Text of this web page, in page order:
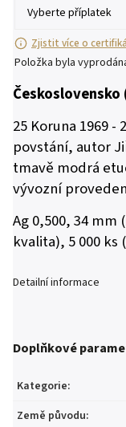
Zjistit více o
Položka byla
Československo
25 Koruna 1969
povstání, autor
tmavě modrá
vývozní
Ag 0,500, 34 mm
kvalita), 5 000 ks
Detailní informace
Doplňkové
Kategorie:
Země původu: